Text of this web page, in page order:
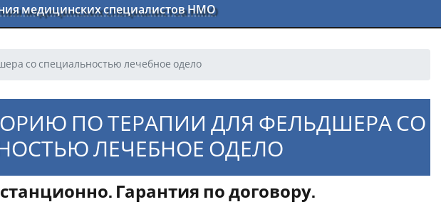
медицинских специалистов НМО
со специальностью лечебное одело
ПО ТЕРАПИИ ДЛЯ ФЕЛЬДШЕРА СО
ЛЕЧЕБНОЕ ОДЕЛО
Гарантия по договору.